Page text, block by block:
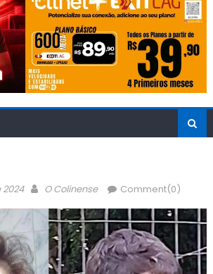
2024 Author
O Colinense Comment(0)